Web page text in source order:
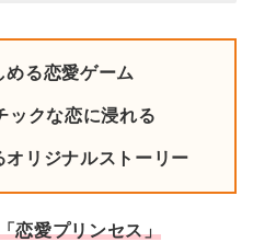
める恋愛ゲーム
ックな恋に浸れる
リジナルストーリー
恋愛プリンセス」